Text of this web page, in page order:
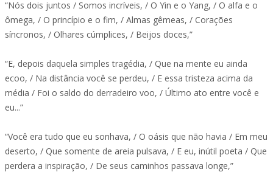
“Nós dois juntos / Somos incríveis, / O Yin e o Yang, / O alfa e o
ômega, / O princípio e o fim, / Almas gêmeas, / Corações
síncronos, / Olhares cúmplices, / Beijos doces,”
“E, depois daquela simples tragédia, / Que na mente eu ainda
ecoo, / Na distância você se perdeu, / E essa tristeza acima da
média / Foi o saldo do derradeiro voo, / Último ato entre você e
eu...”
“Você era tudo que eu sonhava, / O oásis que não havia / Em meu
deserto, / Que somente de areia pulsava, / E eu, inútil poeta / Que
perdera a inspiração, / De seus caminhos passava longe,”